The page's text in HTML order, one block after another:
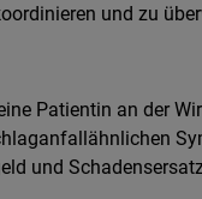
und zu
Patientin an der
und